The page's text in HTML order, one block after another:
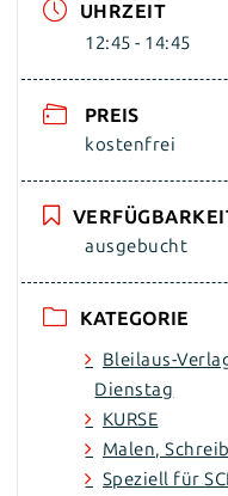
UHRZEIT
12:45 - 14:45
PREIS
kostenfrei
ausgebucht
KATEGORIE
Bleilaus-
Dienstag
KURSE
Malen,
Speziell für